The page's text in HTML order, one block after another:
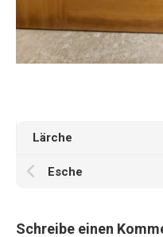
Lärche
Esche
Schreibe einen